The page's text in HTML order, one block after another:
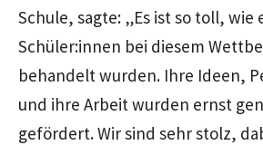
Schule, sagte: „Es ist so toll, wie
Schüler:innen bei diesem
behandelt wurden. Ihre Ideen,
und ihre Arbeit wurden ernst
gefördert. Wir sind sehr stolz,